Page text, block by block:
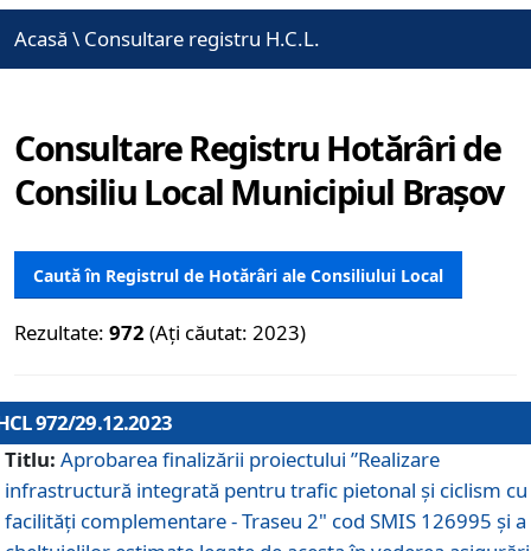
Acasă \ Consultare registru H.C.L.
Consultare Registru Hotărâri de
Consiliu Local Municipiul Brașov
Caută în Registrul de Hotărâri ale Consiliului Local
Rezultate: 972 (Ați căutat: 2023)
972/29.12.2023
Titlu: Aprobarea finalizării proiectului ”Realizare
infrastructură integrată pentru trafic pietonal și ciclism cu
facilități complementare - Traseu 2" cod SMIS 126995 și a